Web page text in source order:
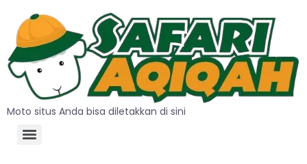
Moto situs Anda bisa diletakkan di sini